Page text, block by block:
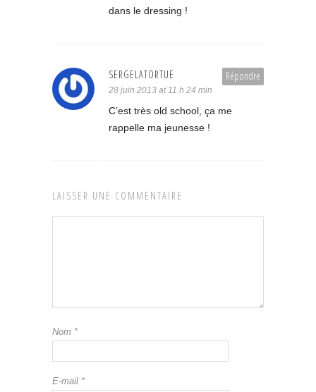
dans le dressing !
Répondre
SERGELATORTUE
28 juin 2013 at 11 h 24 min
C’est très old school, ça me
rappelle ma jeunesse !
LAISSER UNE COMMENTAIRE
Nom *
E-mail *